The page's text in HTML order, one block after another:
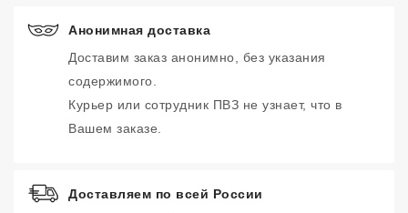
Анонимная доставка
Доставим заказ анонимно, без указания
содержимого.
Курьер или сотрудник ПВЗ не узнает, что в
Вашем заказе.
Доставляем по всей России